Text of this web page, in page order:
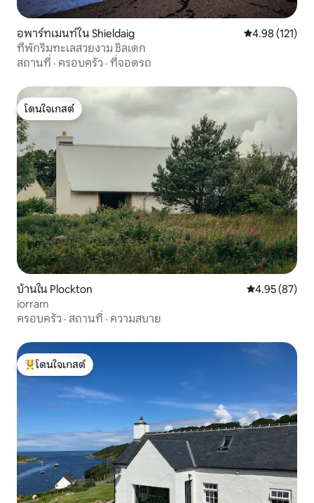
อพาร์ทเมนท์ใน Shieldaig คะแนนเฉลี่ย
4.98 (121)
ที่พักริมทะเลสวยงาม ชิลเดก
สถานที่ · ครอบครัว · ที่จอดรถ
โดนใจเกสต์
โดนใจเกสต์
บ้านใน Plockton คะแนนเฉลี่ย
4.95 (87)
iorram
ครอบครัว · สถานที่ · ความสบาย
โดนใจเกสต์ที่สุด
โดนใจเกสต์